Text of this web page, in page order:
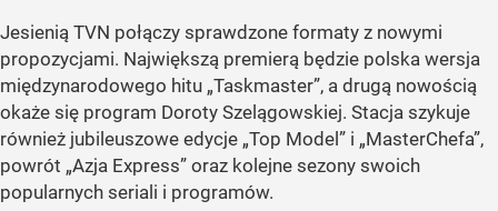
Jesienią TVN połączy sprawdzone formaty z nowymi
propozycjami. Największą premierą będzie polska wersja
międzynarodowego hitu „Taskmaster”, a drugą nowością
okaże się program Doroty Szelągowskiej. Stacja szykuje
również jubileuszowe edycje „Top Model” i „MasterChefa”,
powrót „Azja Express” oraz kolejne sezony swoich
popularnych seriali i programów.